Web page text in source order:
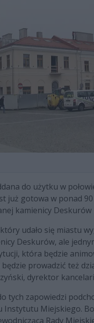
do użytku w
już gotowa w ponad
kamienicy
udało się miastu
Deskurów, ale
która będzie
prowadzić też
dyrektor
tych zapowiedzi
Instytutu Miejskiego.
Rady